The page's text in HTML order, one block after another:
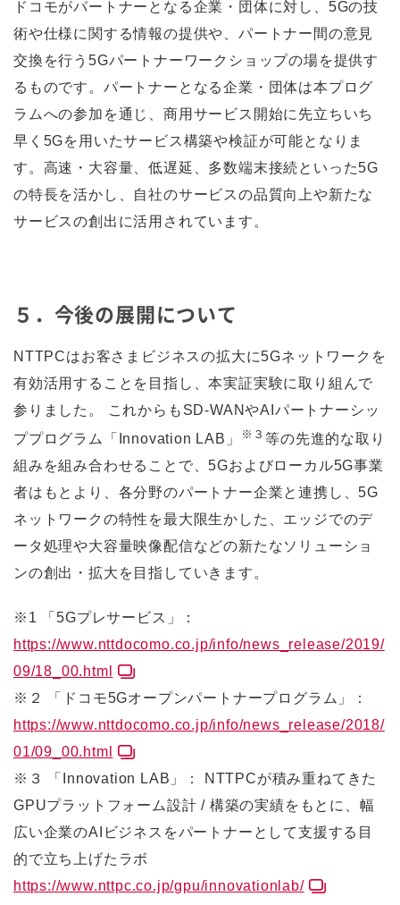
ドコモがパートナーとなる企業・団体に対し、5Gの技
術や仕様に関する情報の提供や、パートナー間の意見
交換を行う5Gパートナーワークショップの場を提供す
るものです。パートナーとなる企業・団体は本プログ
ラムへの参加を通じ、商用サービス開始に先立ちいち
早く5Gを用いたサービス構築や検証が可能となりま
す。高速・大容量、低遅延、多数端末接続といった5G
の特長を活かし、自社のサービスの品質向上や新たな
サービスの創出に活用されています。
５．今後の展開について
NTTPCはお客さまビジネスの拡大に5Gネットワークを
有効活用することを目指し、本実証実験に取り組んで
参りました。 これからもSD-WANやAIパートナーシッ
ププログラム「Innovation LAB」
※３等の先進的な取り
組みを組み合わせることで、5Gおよびローカル5G事業
者はもとより、各分野のパートナー企業と連携し、5G
ネットワークの特性を最大限生かした、エッジでのデ
ータ処理や大容量映像配信などの新たなソリューショ
ンの創出・拡大を目指していきます。
※1 「5Gプレサービス」：
https://www.nttdocomo.co.jp/info/news_release/2019/
09/18_00.html
※２ 「ドコモ5Gオープンパートナープログラム」：
https://www.nttdocomo.co.jp/info/news_release/2018/
01/09_00.html
※３ 「Innovation LAB」： NTTPCが積み重ねてきた
GPUプラットフォーム設計 / 構築の実績をもとに、幅
広い企業のAIビジネスをパートナーとして支援する目
的で立ち上げたラボ
https://www.nttpc.co.jp/gpu/innovationlab/